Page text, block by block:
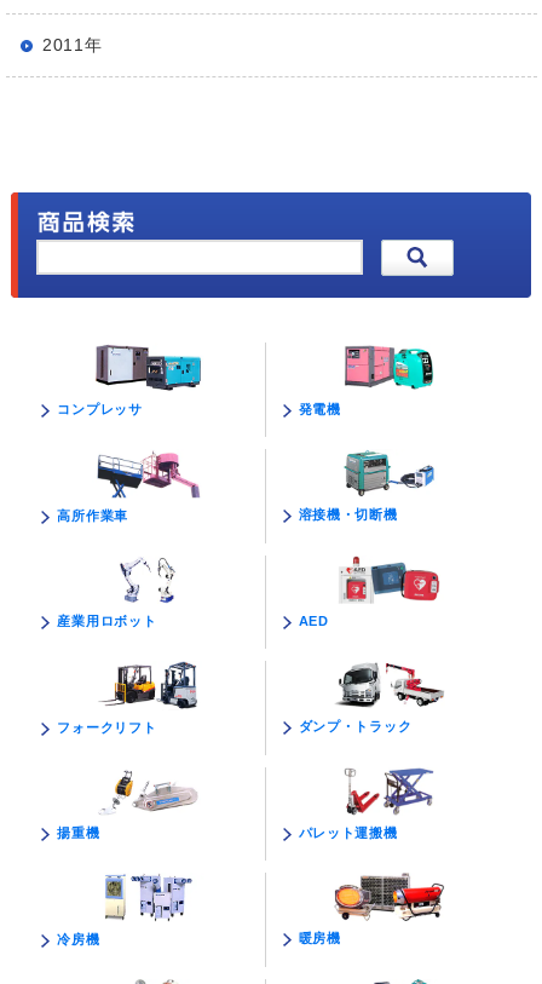
2011年
コンプレッサ 発電機
高所作業車 溶接機・切断機
産業用ロボット AED
フォークリフト ダンプ・トラック
揚重機 パレット運搬機
冷房機 暖房機